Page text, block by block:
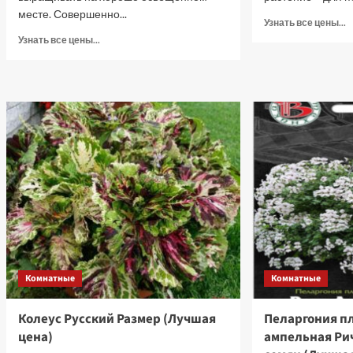
месте. Совершенно...
Узнать все цены...
ампельная
Рич
Аут
F1
Лайт
Парпл,
5
шт
семян
(Лучшая
цена)
Узнать все цены...
5
Комнатные
Колеус Русский Размер (Лучшая
цена)
Комнатные
Пеларгония
ампельная